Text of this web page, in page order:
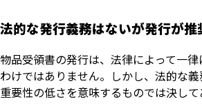
法的な発行義務はないが発行が推
物品受領書の発行は、法律によって一
わけではありません。しかし、法的な
重要性の低さを意味するものでは決して